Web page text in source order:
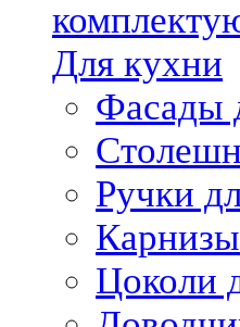
Для кухни
Фасады
Ручки
Цоколи